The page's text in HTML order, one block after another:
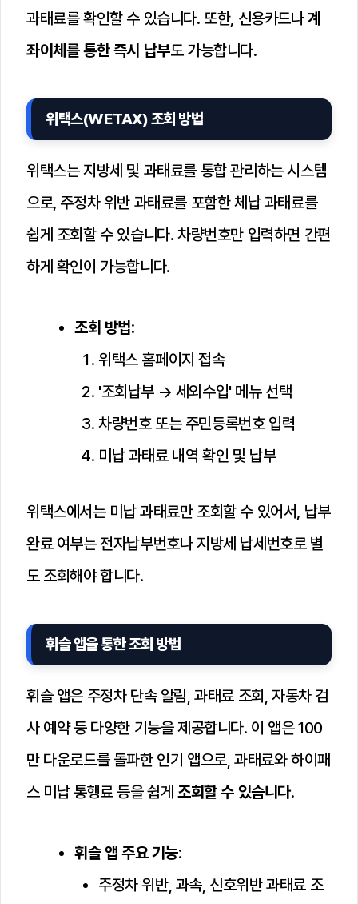
과태료를 확인할 수 있습니다. 또한, 신용카드나계
좌이체를 통한 즉시 납부도 가능합니다.
위택스(WETAX) 조회 방법
위택스는 지방세 및 과태료를 통합 관리하는 시스템
으로, 주정차 위반 과태료를 포함한 체납 과태료를
쉽게 조회할 수 있습니다. 차량번호만 입력하면 간편
하게 확인이 가능합니다.
조회 방법:
위택스 홈페이지 접속
'조회납부 → 세외수입' 메뉴 선택
차량번호 또는 주민등록번호 입력
미납 과태료 내역 확인 및 납부
위택스에서는 미납 과태료만 조회할 수 있어서, 납부
완료 여부는 전자납부번호나 지방세 납세번호로 별
도 조회해야 합니다.
휘슬 앱을 통한 조회 방법
휘슬 앱은 주정차 단속 알림, 과태료 조회, 자동차 검
사 예약 등 다양한 기능을 제공합니다. 이 앱은 100
만 다운로드를 돌파한 인기 앱으로, 과태료와 하이패
스 미납 통행료 등을 쉽게조회할 수 있습니다.
휘슬 앱 주요 기능:
주정차 위반, 과속, 신호위반 과태료 조